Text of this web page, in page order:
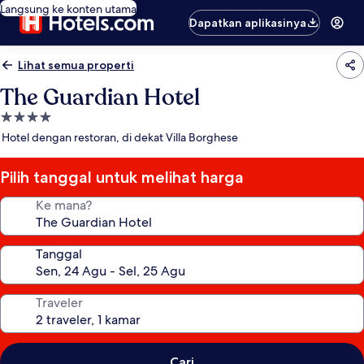
Langsung ke konten utama
Dapatkan aplikasinya
Lihat semua properti
The Guardian Hotel
Properti
bintang
Hotel dengan restoran, di dekat Villa Borghese
Pilih tanggal untuk melihat harga
Ke mana?
Tanggal
Traveler